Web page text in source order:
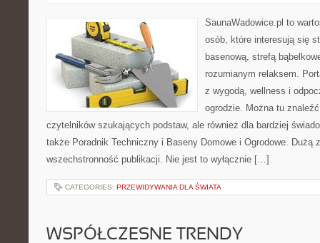
SaunaWadowice.pl to
osób, które interesują się
basenową, strefą
rozumianym relaksem.
z wygodą, wellness i
ogrodzie. Można tu
czytelników szukających podstaw, ale również dla bardziej
także Poradnik Techniczny i Baseny Domowe i Ogrodowe. Dużą
wszechstronność publikacji. Nie jest to wyłącznie […]
CATEGORIES: PRZEWIDYWANIA DLA ŚWIATA
WSPÓŁCZESNE TRENDY